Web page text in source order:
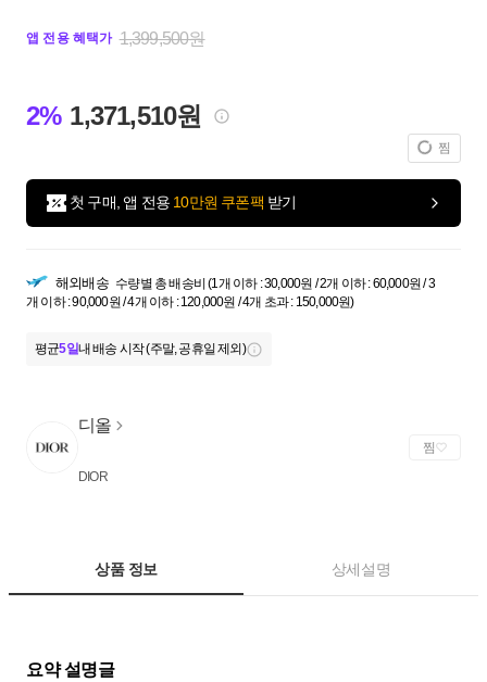
앱 전용 혜택가 1,399,500원
2% 1,371,510원
찜
첫 구매, 앱 전용 10만원 쿠폰팩 받기
해외배송 수량별 총 배송비 (1개 이하 : 30,000원 / 2개 이하 : 60,000원 / 3
개 이하 : 90,000원 / 4개 이하 : 120,000원 / 4개 초과 : 150,000원)
평균5일내 배송 시작 (주말, 공휴일 제외)
디올
DIOR
찜
상품 정보 상세설명
요약 설명글